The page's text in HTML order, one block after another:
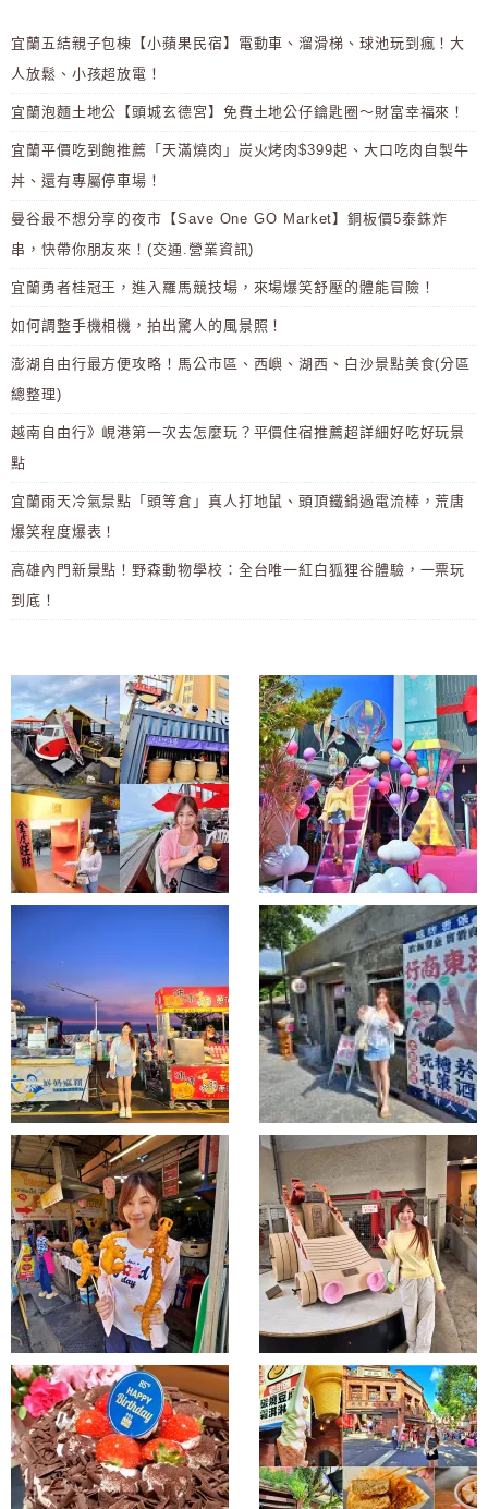
宜蘭五結親子包棟【小蘋果民宿】電動車、溜滑梯、球池玩到瘋！大
人放鬆、小孩超放電！
宜蘭泡麵土地公【頭城玄德宮】免費土地公仔鑰匙圈～財富幸福來！
宜蘭平價吃到飽推薦「天滿燒肉」炭火烤肉$399起、大口吃肉自製牛
丼、還有專屬停車場！
曼谷最不想分享的夜市【Save One GO Market】銅板價5泰銖炸
串，快帶你朋友來！(交通.營業資訊)
宜蘭勇者桂冠王，進入羅馬競技場，來場爆笑舒壓的體能冒險！
如何調整手機相機，拍出驚人的風景照！
澎湖自由行最方便攻略！馬公市區、西嶼、湖西、白沙景點美食(分區
總整理)
越南自由行》峴港第一次去怎麼玩？平價住宿推薦超詳細好吃好玩景
點
宜蘭雨天冷氣景點「頭等倉」真人打地鼠、頭頂鐵鍋過電流棒，荒唐
爆笑程度爆表！
高雄內門新景點！野森動物學校：全台唯一紅白狐狸谷體驗，一票玩
到底！